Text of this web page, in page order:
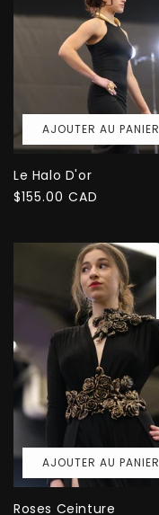
AJOUTER AU PANIER
Le Halo D'or
Prix
$155.00 CAD
AJOUTER AU PANIER
Roses Ceinture